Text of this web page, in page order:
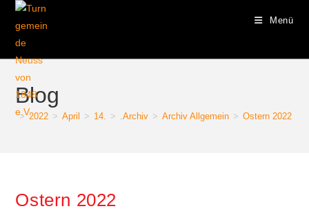
Zum
Inhalt
springen
Menü
Blog
> 2022 > April > 14. > .Archiv > Archiv Allgemein > Ostern 2022
Ostern 2022